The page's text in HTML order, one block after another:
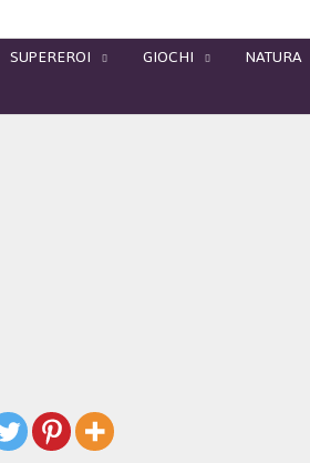
SUPEREROI GIOCHI NATURA